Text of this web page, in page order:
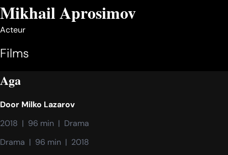
Mikhail Aprosimov
Acteur
Films
Aga
Door Milko Lazarov
2018  |  96 min  |  Drama
Drama  |  96 min  |  2018